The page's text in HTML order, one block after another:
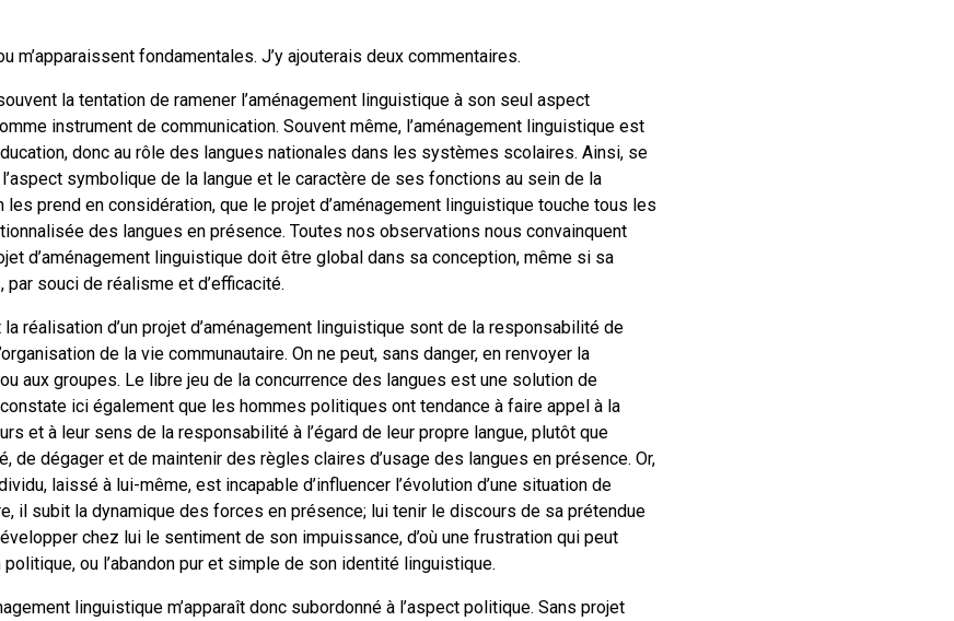
m’apparaissent fondamentales. J’y ajouterais deux commentaires.
la tentation de ramener l’aménagement linguistique à son seul aspect
instrument de communication. Souvent même, l’aménagement linguistique est
donc au rôle des langues nationales dans les systèmes scolaires. Ainsi, se
symbolique de la langue et le caractère de ses fonctions au sein de la
prend en considération, que le projet d’aménagement linguistique touche tous les
des langues en présence. Toutes nos observations nous convainquent
d’aménagement linguistique doit être global dans sa conception, même si sa
souci de réalisme et d’efficacité.
réalisation d’un projet d’aménagement linguistique sont de la responsabilité de
de la vie communautaire. On ne peut, sans danger, en renvoyer la
aux groupes. Le libre jeu de la concurrence des langues est une solution de
ici également que les hommes politiques ont tendance à faire appel à la
et à leur sens de la responsabilité à l’égard de leur propre langue, plutôt que
de dégager et de maintenir des règles claires d’usage des langues en présence. Or,
laissé à lui-même, est incapable d’influencer l’évolution d’une situation de
il subit la dynamique des forces en présence; lui tenir le discours de sa prétendue
chez lui le sentiment de son impuissance, d’où une frustration qui peut
ou l’abandon pur et simple de son identité linguistique.
linguistique m’apparaît donc subordonné à l’aspect politique. Sans projet